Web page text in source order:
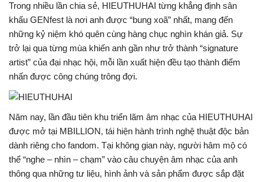
Trong nhiều lần chia sẻ, HIEUTHUHAI từng khẳng định sân
khấu GENfest là nơi anh được “bung xoã” nhất, mang đến
những kỷ niệm khó quên cùng hàng chục nghìn khán giả. Sự
trở lại qua từng mùa khiến anh gần như trở thành “signature
artist” của đại nhạc hội, mỗi lần xuất hiện đều tạo thành điểm
nhấn được công chúng trông đợi.
Năm nay, lần đầu tiên khu triển lãm âm nhạc của HIEUTHUHAI
được mở tại MBILLION, tái hiện hành trình nghệ thuật độc bản
dành riêng cho fandom. Tại không gian này, người hâm mộ có
thể “nghe – nhìn – chạm” vào câu chuyện âm nhạc của anh
thông qua những tư liệu, hình ảnh và sản phẩm được sắp đặt